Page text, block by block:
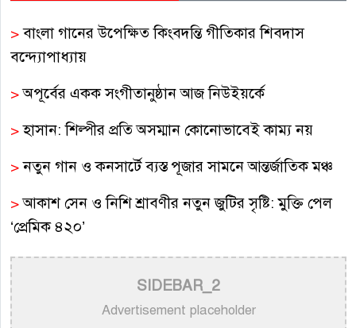
>বাংলা গানের উপেক্ষিত কিংবদন্তি গীতিকার শিবদাস
বন্দ্যোপাধ্যায়
>অপূর্বের একক সংগীতানুষ্ঠান আজ নিউইয়র্কে
>হাসান: শিল্পীর প্রতি অসম্মান কোনোভাবেই কাম্য নয়
>নতুন গান ও কনসার্টে ব্যস্ত পূজার সামনে আন্তর্জাতিক মঞ্চ
>আকাশ সেন ও নিশি শ্রাবণীর নতুন জুটির সৃষ্টি: মুক্তি পেল
‘প্রেমিক ৪২০’
>সুরাঙ্গনের নিভৃত পথিক: স্মরণে সুরকার ও কালজয়ী
কণ্ঠশিল্পী আনোয়ার উদ্দিন খান
>
চিরস্মরণীয় কণ্ঠশিল্পী মোহাম্মদ রফির জীবন ও সুরের যাত্রা
SIDEBAR_2
Advertisement placeholder